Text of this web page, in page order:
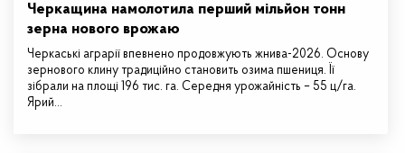
Черкащина намолотила перший мільйон тонн
зерна нового врожаю
Черкаські аграрії впевнено продовжують жнива-2026. Основу
зернового клину традиційно становить озима пшениця. Її
зібрали на площі 196 тис. га. Середня урожайність – 55 ц/га.
Ярий…